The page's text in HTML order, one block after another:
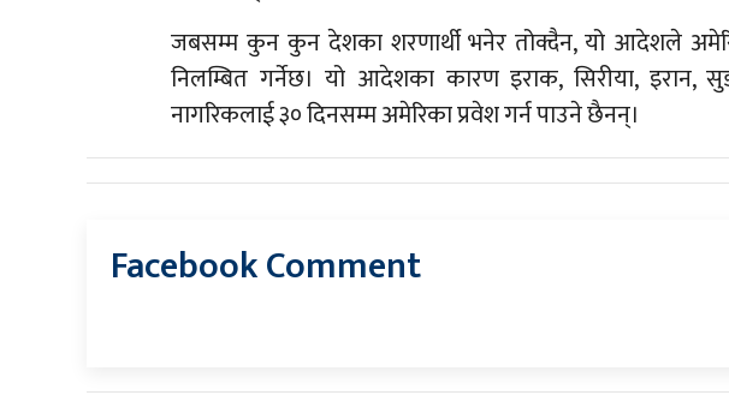
जबसम्म कुन कुन देशका शरणार्थी भनेर तोक्दैन, यो आदेशले
निलम्बित गर्नेछ। यो आदेशका कारण इराक, सिरीया, इरान,
नागरिकलाई ३० दिनसम्म अमेरिका प्रवेश गर्न पाउने छैनन्।
Facebook Comment